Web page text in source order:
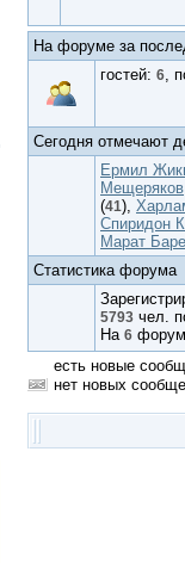
На форуме за
гостей: 6,
Сегодня отмечают
Ермил
Мещеряков
(41),
Спиридон
Марат
Статистика форума
5793 чел.
На 6
есть новые
нет новых